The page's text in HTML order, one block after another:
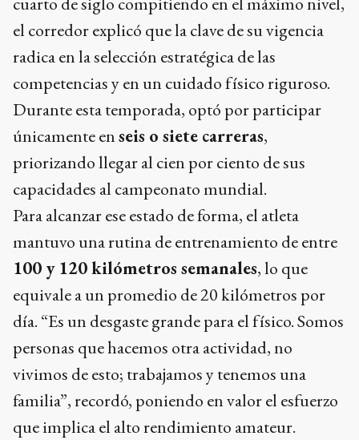
el corredor explicó que la clave de su vigencia
radica en la selección estratégica de las
competencias y en un cuidado físico riguroso.
Durante esta temporada, optó por participar
únicamente enseis o siete carreras,
priorizando llegar al cien por ciento de sus
capacidades al campeonato mundial.
Para alcanzar ese estado de forma, el atleta
mantuvo una rutina de entrenamiento de entre
100 y 120 kilómetros semanales, lo que
equivale a un promedio de 20 kilómetros por
día. “Es un desgaste grande para el físico. Somos
personas que hacemos otra actividad, no
vivimos de esto; trabajamos y tenemos una
familia”, recordó, poniendo en valor el esfuerzo
que implica el alto rendimiento amateur.